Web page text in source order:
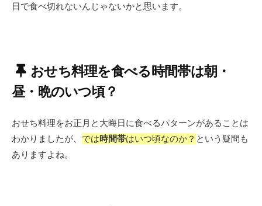
日で食べ切れないんじゃないかと思います。
おせち料理を食べる時間帯は朝・
昼・晩のいつ頃？
おせち料理をお正月と大晦日に食べるパターンがあることは
わかりましたが、 では時間帯はいつ頃なのか？ という疑問も
ありますよね。